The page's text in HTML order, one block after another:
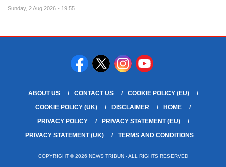
Sunday, 2 Aug 2026 - 19:55
ABOUT US CONTACT US
COOKIE POLICY (EU)
COOKIE POLICY (UK)
DISCLAIMER
HOME
PRIVACY POLICY
PRIVACY STATEMENT (EU)
PRIVACY STATEMENT (UK)
TERMS AND CONDITIONS
COPYRIGHT © 2026 NEWS TRIBUN - ALL RIGHTS RESERVED